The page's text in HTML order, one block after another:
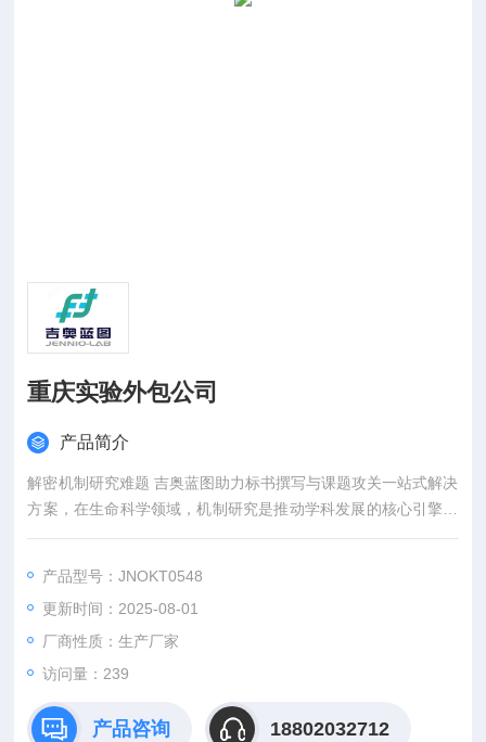
重庆实验外包公司
产品简介
解密机制研究难题 吉奥蓝图助力标书撰写与课题攻关一站式解决
方案，在生命科学领域，机制研究是推动学科发展的核心引擎。
然而，从创新课题设计到高质量标书撰写，从复杂实验实施到科
困难、成果转化乏力。吉奥蓝图（JENNIO-LAB）依托全链式科
研平台与十年深耕经验，推出"机制研究课题全周期赋能计划"，
为科研工作者提供从理论创新到数据落地的完整解决方案。
产品型号：JNOKT0548
更新时间：2025-08-01
厂商性质：生产厂家
访问量：239
产品咨询 18802032712